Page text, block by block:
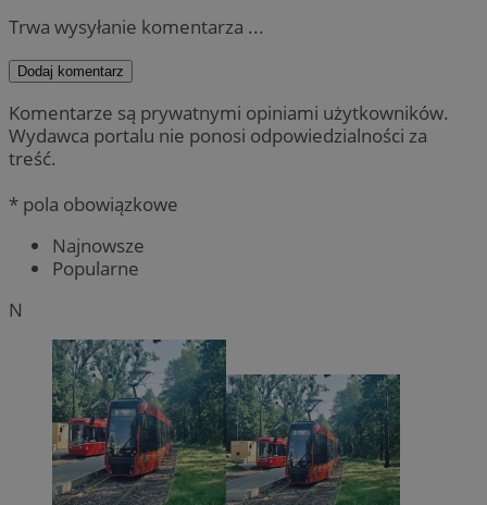
Trwa wysyłanie komentarza ...
Dodaj komentarz
Komentarze są prywatnymi opiniami użytkowników.
Wydawca portalu nie ponosi odpowiedzialności za
treść.
* pola obowiązkowe
Najnowsze
Popularne
N